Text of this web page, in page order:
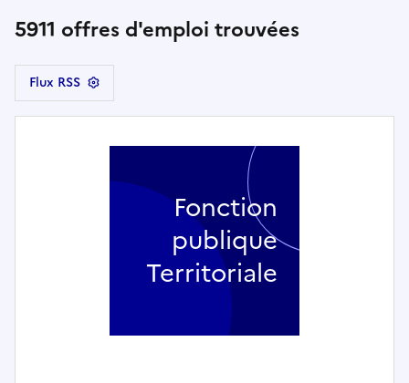
5911 offres d'emploi trouvées
Flux RSS
Fonction
publique
Territoriale